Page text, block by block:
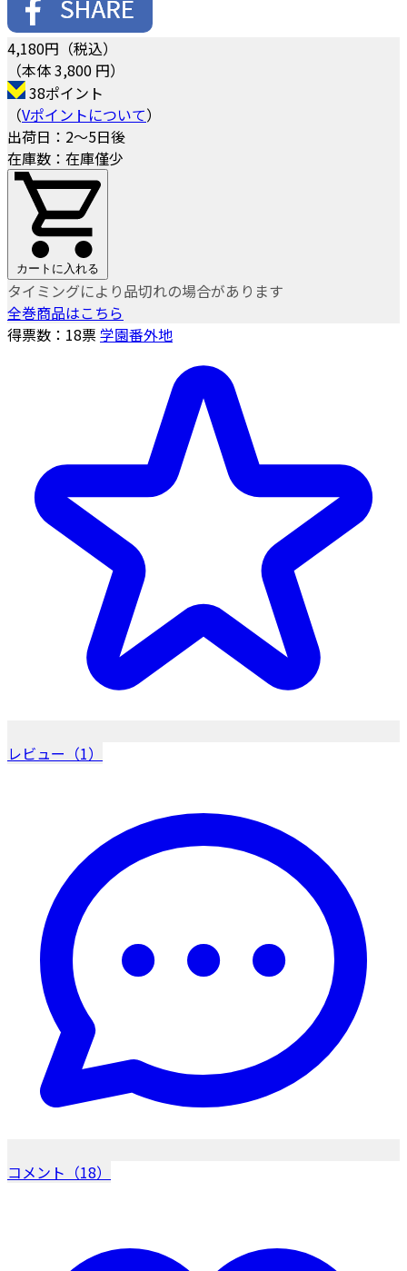
4,180円（税込）
（本体 3,800 円）
38ポイント
（Vポイントについて）
出荷日：2～5日後
在庫数：在庫僅少
カートに入れる
タイミングにより品切れの場合があります
全巻商品はこちら
得票数： 18票学園番外地
レビュー（1）
コメント（18）